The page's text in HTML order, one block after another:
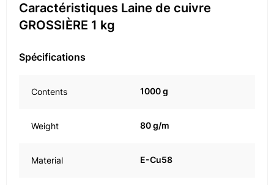
Caractéristiques Laine de cuivre
GROSSIÈRE 1 kg
Spécifications
Contents 1000 g
Weight 80 g/m
Material E-Cu58